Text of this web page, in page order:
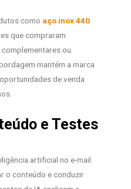
como aço inox 440
que compraram
ou
mantém a marca
de venda
e Testes
artificial no e-mail
o conteúdo e conduzir